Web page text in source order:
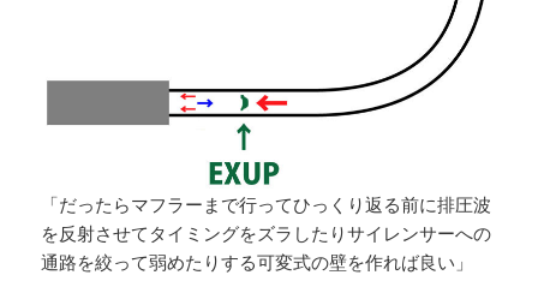
「だったらマフラーまで行ってひっくり返る前に排圧波
を反射させてタイミングをズラしたりサイレンサーへの
通路を絞って弱めたりする可変式の壁を作れば良い」